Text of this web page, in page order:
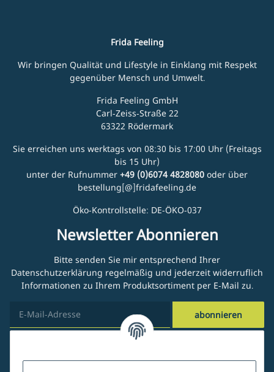
Frida Feeling
Wir bringen Qualität und Lifestyle in Einklang mit Respekt
gegenüber Mensch und Umwelt.
Frida Feeling GmbH
Carl-Zeiss-Straße 22
63322 Rödermark
Sie erreichen uns werktags von 08:30 bis 17:00 Uhr (Freitags
bis 15 Uhr)
unter der Rufnummer +49 (0)6074 4828080 oder über
bestellung[@]fridafeeling.de
Öko-Kontrollstelle: DE-ÖKO-037
Newsletter Abonnieren
Bitte senden Sie mir entsprechend Ihrer
Datenschutzerklärung regelmäßig und jederzeit widerruflich
Informationen zu Ihrem Produktsortiment per E-Mail zu.
abonnieren